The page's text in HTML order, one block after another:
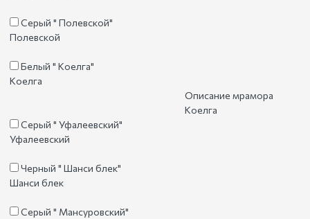
Серый " Полевской"
Полевской
Белый " Коелга"
Коелга
Описание мрамора
Коелга
Серый " Уфалеевский"
Уфалеевский
Черный " Шанси блек"
Шанси блек
Серый " Мансуровский"